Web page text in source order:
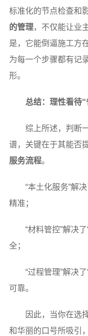
标准化的节点检查和
的管理，不仅能让业
是，它能倒逼施工方
为每一个步骤都有记
形。
总结：理性看待
综上所述，判断
谱，关键在于其能否
服务流程。
“本土化服务”解
精准；
“材料管控”解决
全；
“过程管理”解决
可靠。
因此，当你在选
和华丽的口号所吸引